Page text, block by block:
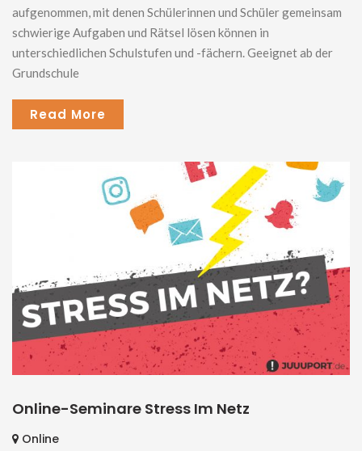
aufgenommen, mit denen Schülerinnen und Schüler gemeinsam
schwierige Aufgaben und Rätsel lösen können in
unterschiedlichen Schulstufen und -fächern. Geeignet ab der
Grundschule
Read More
Online-Seminare Stress Im Netz
Online